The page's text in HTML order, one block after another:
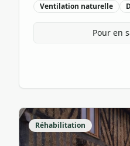
Ventilation naturelle
Pour en
Réhabilitation